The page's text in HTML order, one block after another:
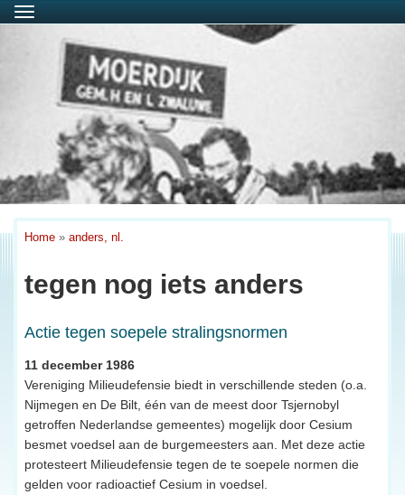
Menu
Home » anders, nl.
tegen nog iets anders
Actie tegen soepele stralingsnormen
11 december 1986
Vereniging Milieudefensie biedt in verschillende steden (o.a.
Nijmegen en De Bilt, één van de meest door Tsjernobyl
getroffen Nederlandse gemeentes) mogelijk door Cesium
besmet voedsel aan de burgemeesters aan. Met deze actie
protesteert Milieudefensie tegen de te soepele normen die
gelden voor radioactief Cesium in voedsel.